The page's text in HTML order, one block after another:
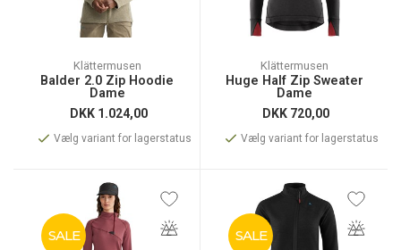
Klättermusen
Balder 2.0 Zip Hoodie
Dame
DKK 1.024,00
Vælg variant for lagerstatus
Klättermusen
Huge Half Zip Sweater
Dame
DKK 720,00
Vælg variant for lagerstatus
SALE SALE